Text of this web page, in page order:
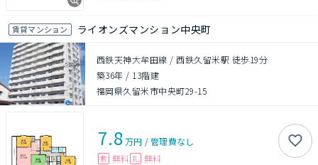
賃貸マンション ライオンズマンション中央町
西鉄天神大牟田線 / 西鉄久留米駅 徒歩19分
築36年 / 13階建
福岡県久留米市中央町29-15
7.8万円 /管理費なし
敷 無料 礼 無料